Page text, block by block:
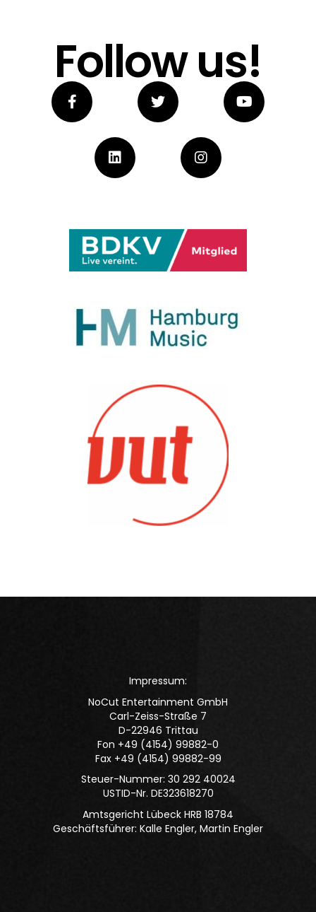
Follow us!
Impressum:
NoCut Entertainment GmbH
Carl-Zeiss-Straße 7
D-22946 Trittau
Fon +49 (4154) 99882-0
Fax +49 (4154) 99882-99
Steuer-Nummer: 30 292 40024
USTID-Nr. DE323618270
Amtsgericht Lübeck HRB 18784
Geschäftsführer: Kalle Engler, Martin Engler